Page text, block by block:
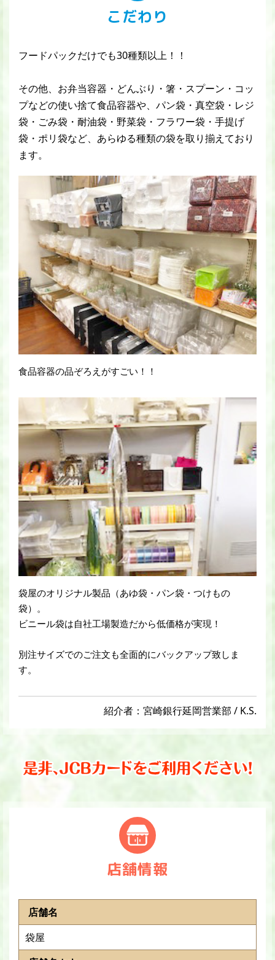
こだわり
フードパックだけでも30種類以上！！
その他、お弁当容器・どんぶり・箸・スプーン・コッ
プなどの使い捨て食品容器や、パン袋・真空袋・レジ
袋・ごみ袋・耐油袋・野菜袋・フラワー袋・手提げ
袋・ポリ袋など、あらゆる種類の袋を取り揃えており
ます。
食品容器の品ぞろえがすごい！！
袋屋のオリジナル製品（あゆ袋・パン袋・つけもの
袋）。
ビニール袋は自社工場製造だから低価格が実現！
別注サイズでのご注文も全面的にバックアップ致しま
す。
紹介者：宮崎銀行延岡営業部 / K.S.
店舗情報
店舗名
袋屋